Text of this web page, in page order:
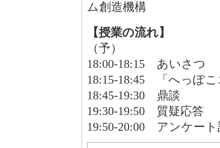
ム創造機構
【授業の流れ】
（予）
18:00-18:15 あいさつ
18:15-18:45 「へっぽ
18:45-19:30 鼎談
19:30-19:50 質疑応答
19:50-20:00 アンケー